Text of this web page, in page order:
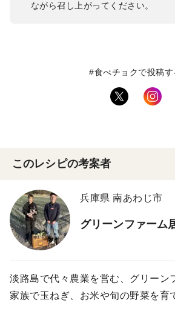
ながら召し上がってください。
#食べチョクで投稿す
このレシピの考案者
兵庫県 南あわじ市
グリーンファーム
淡路島で代々農業を営む、グリーン
家族で玉ねぎ、お米や旬の野菜を育